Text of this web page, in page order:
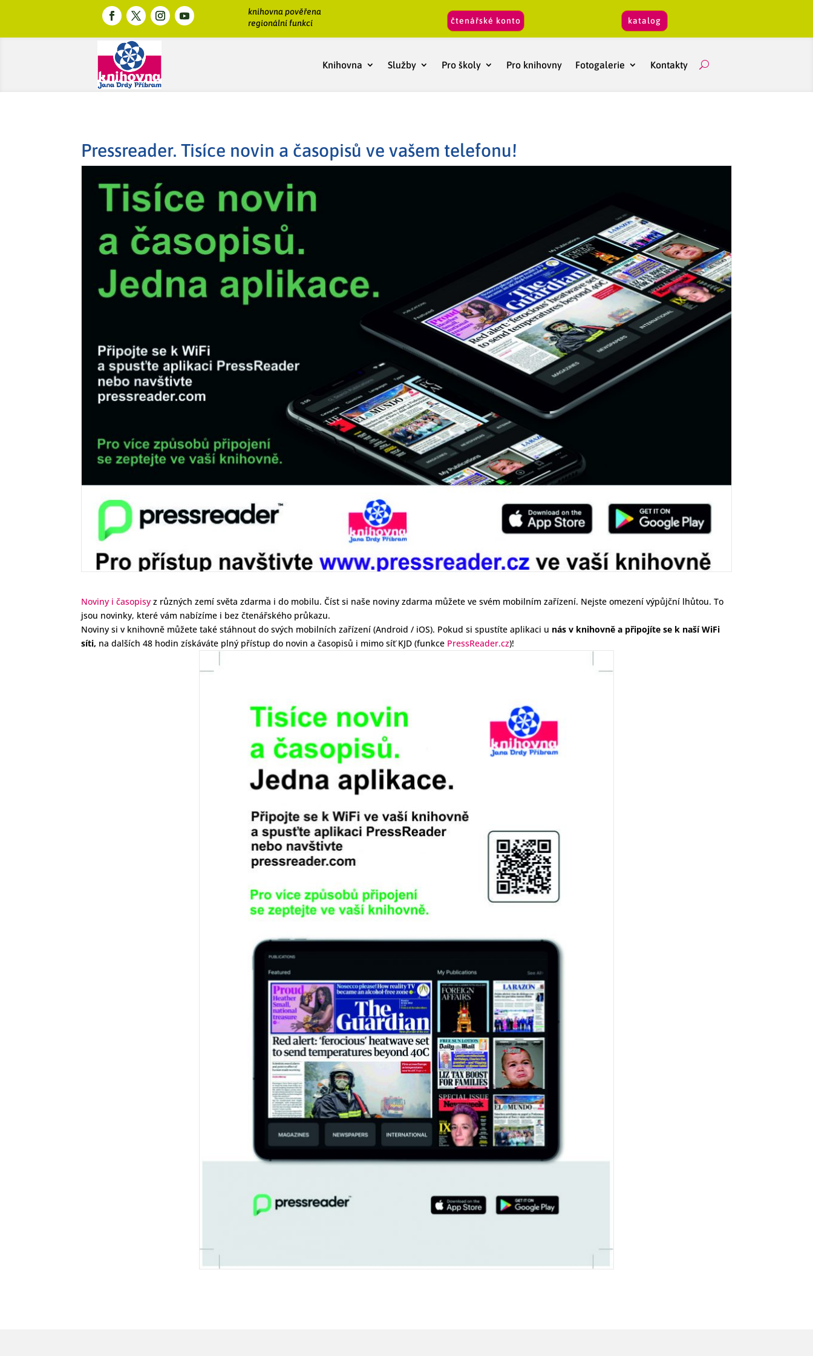
knihovna pověřena
regionální funkcí
čtenářské konto katalog
Knihovna Služby Pro školy Pro knihovny Fotogalerie Kontakty
Pressreader. Tisíce novin a časopisů ve vašem telefonu!
Noviny i časopisyz různých zemí světa zdarma i do mobilu. Číst si naše noviny zdarma můžete ve svém mobilním zařízení. Nejste omezení výpůjční lhůtou. To
jsou novinky, které vám nabízíme i bez čtenářského průkazu.
Noviny si v knihovně můžete také stáhnout do svých mobilních zařízení (Android / iOS). Pokud si spustíte aplikaci u nás v knihovně a připojíte se k naší WiFi
síti, na dalších 48 hodin získáváte plný přístup do novin a časopisů i mimo síť KJD (funkce PressReader.cz)!